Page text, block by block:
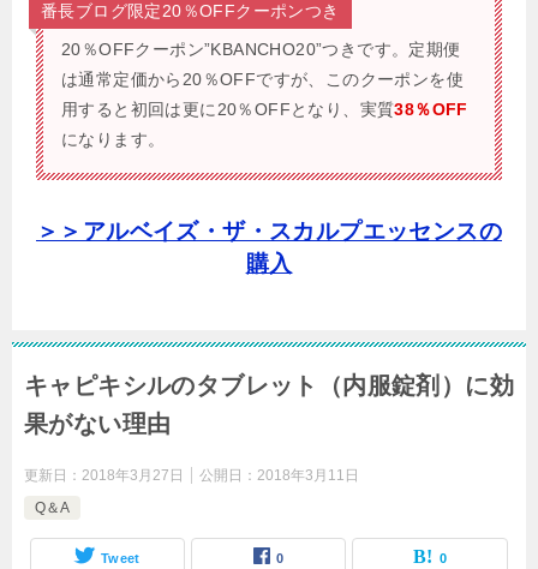
番長ブログ限定20％OFFクーポンつき
20％OFFクーポン”KBANCHO20”つきです。 定期便
は通常定価から20％OFFですが、このクーポンを使
用すると初回は更に20％OFFとなり、実質38％OFF
になります。
＞＞アルベイズ・ザ・スカルプエッセンスの
購入
キャピキシルのタブレット（内服錠剤）に効
果がない理由
更新日： 2018年3月27日 公開日： 2018年3月11日
Q＆A
Tweet 0 0